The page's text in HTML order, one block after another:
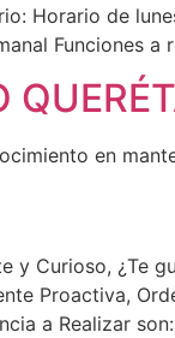
Horario de
Funciones a
en
Curioso, ¿Te
Proactiva,
a